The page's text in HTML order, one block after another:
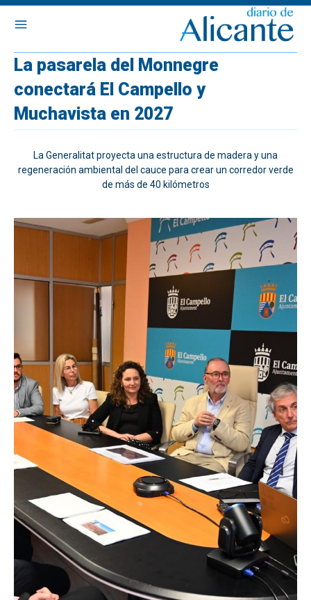
La pasarela del Monnegre
conectará El Campello y
Muchavista en 2027
La Generalitat proyecta una estructura de madera y una
regeneración ambiental del cauce para crear un corredor verde
de más de 40 kilómetros